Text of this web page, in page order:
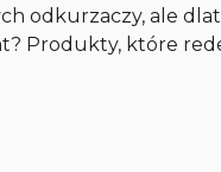
odkurzaczy, ale
Produkty, które